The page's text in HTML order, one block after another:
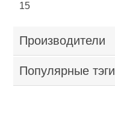
15
Производители
Популярные тэги